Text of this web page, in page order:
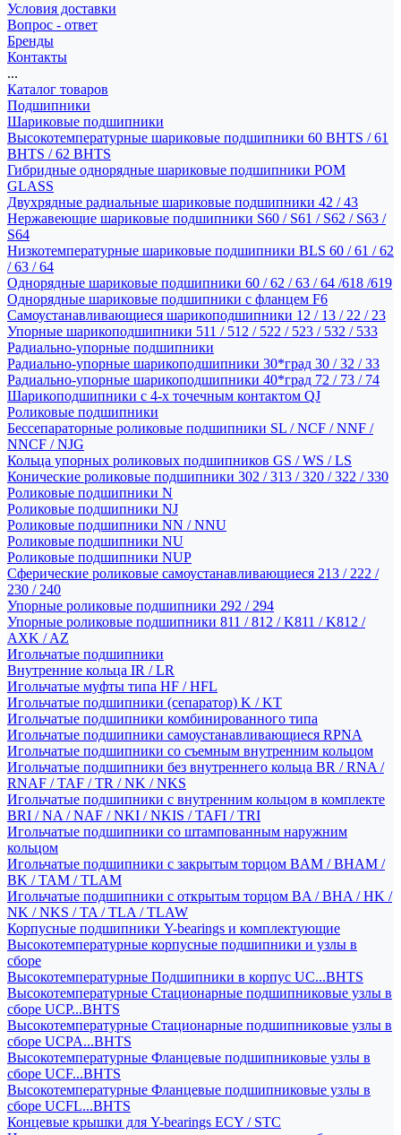
Условия доставки
Вопрос - ответ
Бренды
Контакты
...
Каталог товаров
Подшипники
Шариковые подшипники
Высокотемпературные шариковые подшипники 60 BHTS / 61
BHTS / 62 BHTS
Гибридные однорядные шариковые подшипники POM
GLASS
Двухрядные радиальные шариковые подшипники 42 / 43
Нержавеющие шариковые подшипники S60 / S61 / S62 / S63 /
S64
Низкотемпературные шариковые подшипники BLS 60 / 61 / 62
/ 63 / 64
Однорядные шариковые подшипники 60 / 62 / 63 / 64 /618 /619
Однорядные шариковые подшипники с фланцем F6
Самоустанавливающиеся шарикоподшипники 12 / 13 / 22 / 23
Упорные шарикоподшипники 511 / 512 / 522 / 523 / 532 / 533
Радиально-упорные подшипники
Радиально-упорные шарикоподшипники 30*град 30 / 32 / 33
Радиально-упорные шарикоподшипники 40*град 72 / 73 / 74
Шарикоподшипники с 4-х точечным контактом QJ
Роликовые подшипники
Бессепараторные роликовые подшипники SL / NCF / NNF /
NNCF / NJG
Кольца упорных роликовых подшипников GS / WS / LS
Конические роликовые подшипники 302 / 313 / 320 / 322 / 330
Роликовые подшипники N
Роликовые подшипники NJ
Роликовые подшипники NN / NNU
Роликовые подшипники NU
Роликовые подшипники NUP
Сферические роликовые самоустанавливающиеся 213 / 222 /
230 / 240
Упорные роликовые подшипники 292 / 294
Упорные роликовые подшипники 811 / 812 / K811 / K812 /
AXK / AZ
Игольчатые подшипники
Внутренние кольца IR / LR
Игольчатые муфты типа HF / HFL
Игольчатые подшипники (сепаратор) K / KT
Игольчатые подшипники комбинированного типа
Игольчатые подшипники самоустанавливающиеся RPNA
Игольчатые подшипники со съемным внутренним кольцом
Игольчатые подшипники без внутреннего кольца BR / RNA /
RNAF / TAF / TR / NK / NKS
Игольчатые подшипники с внутренним кольцом в комплекте
BRI / NA / NAF / NKI / NKIS / TAFI / TRI
Игольчатые подшипники со штампованным наружним
кольцом
Игольчатые подшипники с закрытым торцом BAM / BHAM /
BK / TAM / TLAM
Игольчатые подшипники с открытым торцом BA / BHA / HK /
NK / NKS / TA / TLA / TLAW
Корпусные подшипники Y-bearings и комплектующие
Высокотемпературные корпусные подшипники и узлы в
сборе
Высокотемпературные Подшипники в корпус UC...BHTS
Высокотемпературные Стационарные подшипниковые узлы в
сборе UCP...BHTS
Высокотемпературные Стационарные подшипниковые узлы в
сборе UCPA...BHTS
Высокотемпературные Фланцевые подшипниковые узлы в
сборе UCF...BHTS
Высокотемпературные Фланцевые подшипниковые узлы в
сборе UCFL...BHTS
Концевые крышки для Y-bearings ECY / STC